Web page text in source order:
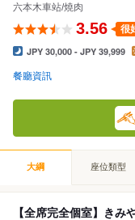
六本木車站/燒肉
3.56 很
JPY 30,000 - JPY 39,999
餐廳資訊
大綱 座位類型
【全席完全個室】き